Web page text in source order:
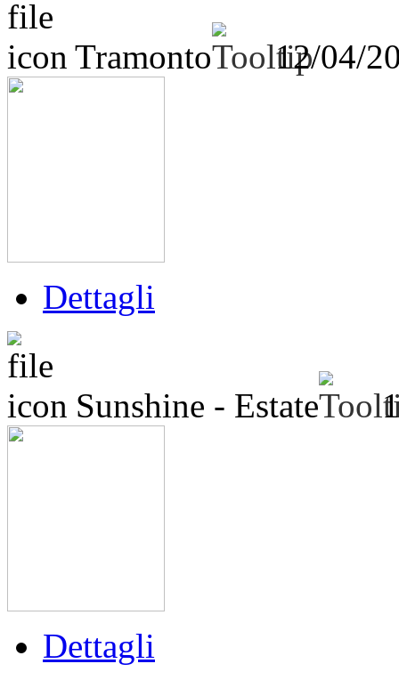
Tramonto 12/04/
Dettagli
Sunshine - Estate
Dettagli